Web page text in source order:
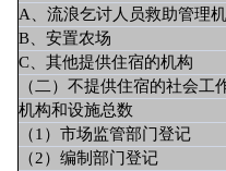
A、流浪乞讨人员救助管理
B、安置农场
C、其他提供住宿的机构
（二）不提供住宿的社会工
机构和设施总数
（1）市场监管部门登记
（2）编制部门登记